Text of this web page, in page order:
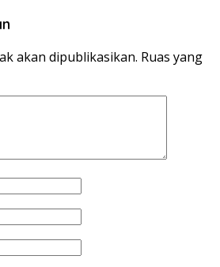
akan dipublikasikan. Ruas yang